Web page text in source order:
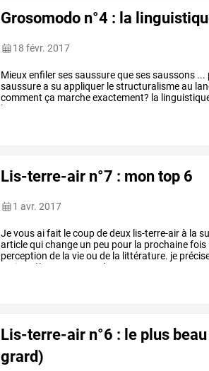
Grosomodo n°4 : la
18 févr. 2017
Mieuxenfilersessaussurequesessaussons ...
saussurea su appliquer lestructuralismeau
comment ça marcheexactement? la
langue,
Lis-terre-air n°7 : mon top 6
1 avr. 2017
Jevousaifait lecoupdedeux lis-terre-airà la
articlequichange un peu pour la prochainefois
perception de la vieou de la littérature. je
mais
qu'ils quelque
Lis-terre-air n°6 : le plus
grard)